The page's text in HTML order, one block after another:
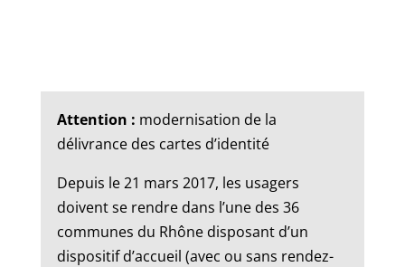
Attention : modernisation de la
délivrance des cartes d’identité
Depuis le 21 mars 2017, les usagers
doivent se rendre dans l’une des 36
communes du Rhône disposant d’un
dispositif d’accueil (avec ou sans rendez-